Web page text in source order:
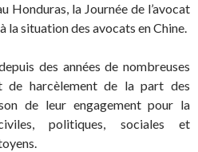
Honduras, la Journée de l’avocat
la situation des avocats en Chine.
des années de nombreuses
de harcèlement de la part des
de leur engagement pour la
politiques, sociales et